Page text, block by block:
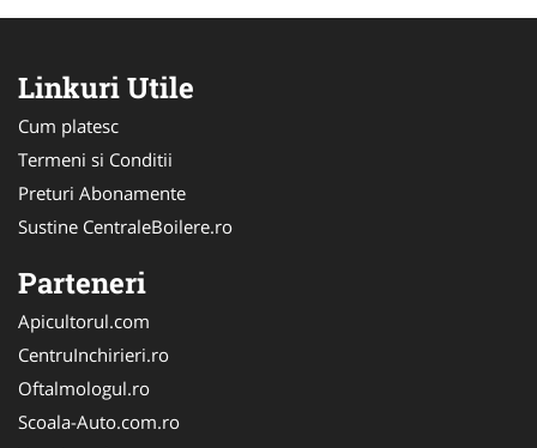
Linkuri Utile
Cum platesc
Termeni si Conditii
Preturi Abonamente
Sustine CentraleBoilere.ro
Parteneri
Apicultorul.com
CentruInchirieri.ro
Oftalmologul.ro
Scoala-Auto.com.ro